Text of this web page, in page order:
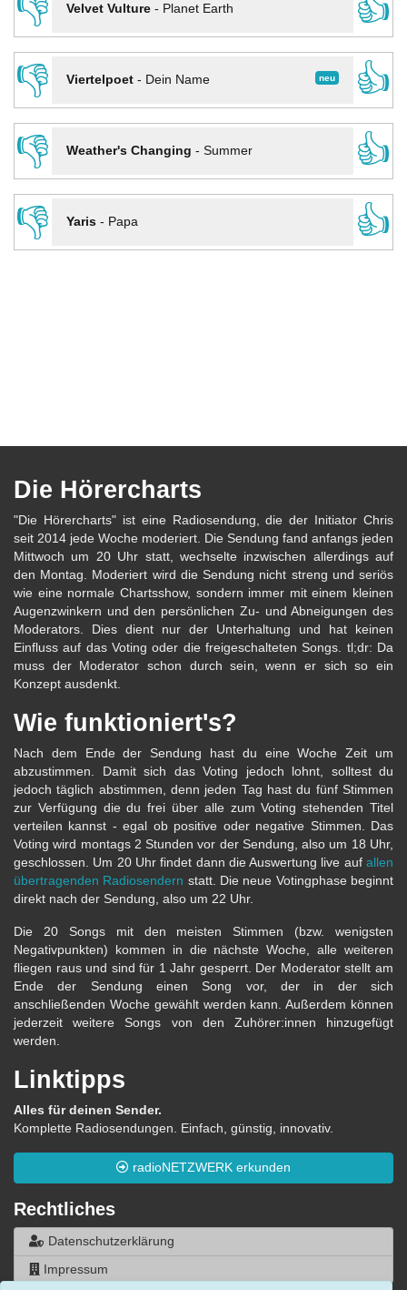
👎
Velvet Vulture- Planet Earth
👍
👎
neu
Viertelpoet- Dein Name
👍
👎
Weather's Changing - Summer
👍
👎
Yaris- Papa 👍
Die Hörercharts
"Die Hörercharts" ist eine Radiosendung, die der Initiator Chris
seit 2014 jede Woche moderiert. Die Sendung fand anfangs jeden
Mittwoch um 20 Uhr statt, wechselte inzwischen allerdings auf
den Montag. Moderiert wird die Sendung nicht streng und seriös
wie eine normale Chartsshow, sondern immer mit einem kleinen
Augenzwinkern und den persönlichen Zu- und Abneigungen des
Moderators. Dies dient nur der Unterhaltung und hat keinen
Einfluss auf das Voting oder die freigeschalteten Songs. tl;dr: Da
muss der Moderator schon durch sein, wenn er sich so ein
Konzept ausdenkt.
Wie funktioniert's?
Nach dem Ende der Sendung hast du eine Woche Zeit um
abzustimmen. Damit sich das Voting jedoch lohnt, solltest du
jedoch täglich abstimmen, denn jeden Tag hast du fünf Stimmen
zur Verfügung die du frei über alle zum Voting stehenden Titel
verteilen kannst - egal ob positive oder negative Stimmen. Das
Voting wird montags 2 Stunden vor der Sendung, also um 18 Uhr,
geschlossen. Um 20 Uhr findet dann die Auswertung live auf allen
übertragenden Radiosendern statt. Die neue Votingphase beginnt
direkt nach der Sendung, also um 22 Uhr.
Die 20 Songs mit den meisten Stimmen (bzw. wenigsten
Negativpunkten) kommen in die nächste Woche, alle weiteren
fliegen raus und sind für 1 Jahr gesperrt. Der Moderator stellt am
Ende der Sendung einen Song vor, der in der sich
anschließenden Woche gewählt werden kann. Außerdem können
jederzeit weitere Songs von den Zuhörer:innen hinzugefügt
werden.
Linktipps
Alles für deinen Sender.
Komplette Radiosendungen. Einfach, günstig, innovativ.
radioNETZWERK erkunden
Rechtliches
Datenschutzerklärung
Impressum